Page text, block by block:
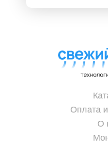
Оплата
О